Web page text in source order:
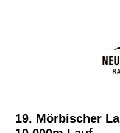
19. Mörbischer